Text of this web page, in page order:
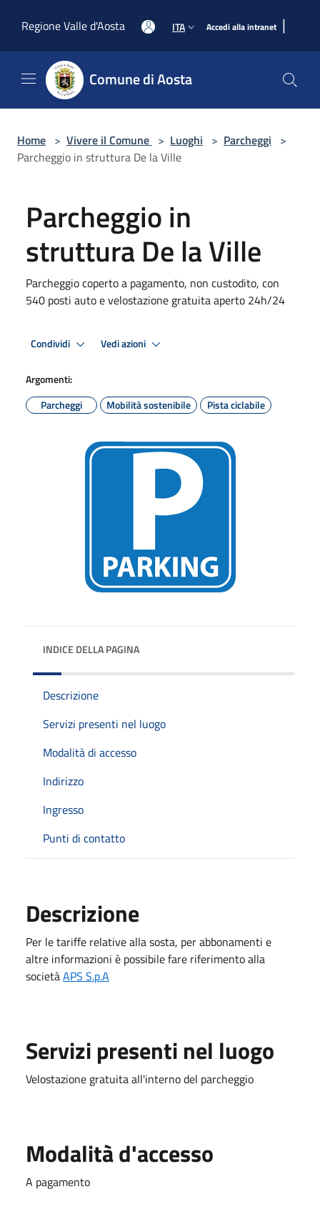
Regione Valle d'Aosta
ITA Accedi alla intranet |
Comune di Aosta
Home > Vivere il Comune > Luoghi > Parcheggi >
Parcheggio in struttura De la Ville
Parcheggio in
struttura De la Ville
Parcheggio coperto a pagamento, non custodito, con
540 posti auto e velostazione gratuita aperto 24h/24
Condividi Vedi azioni
Argomenti:
Parcheggi
Mobilità sostenibile Pista ciclabile
INDICE DELLA PAGINA
Descrizione
Servizi presenti nel luogo
Modalità di accesso
Indirizzo
Ingresso
Punti di contatto
Descrizione
Per le tariffe relative alla sosta, per abbonamenti e
altre informazioni è possibile fare riferimento alla
societàAPS S.p.A
Servizi presenti nel luogo
Velostazione gratuita all'interno del parcheggio
Modalità d'accesso
A pagamento